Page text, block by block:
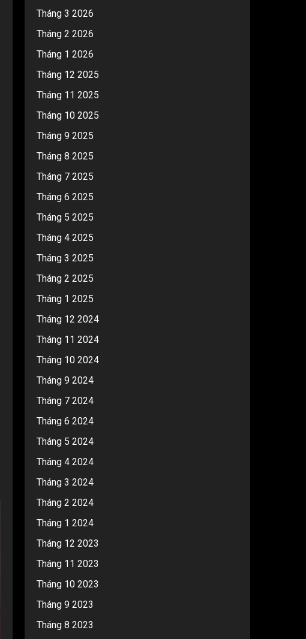
Tháng 3 2026
Tháng 2 2026
Tháng 1 2026
Tháng 12 2025
Tháng 11 2025
Tháng 10 2025
Tháng 9 2025
Tháng 8 2025
Tháng 7 2025
Tháng 6 2025
Tháng 5 2025
Tháng 4 2025
Tháng 3 2025
Tháng 2 2025
Tháng 1 2025
Tháng 12 2024
Tháng 11 2024
Tháng 10 2024
Tháng 9 2024
Tháng 7 2024
Tháng 6 2024
Tháng 5 2024
Tháng 4 2024
Tháng 3 2024
Tháng 2 2024
Tháng 1 2024
Tháng 12 2023
Tháng 11 2023
Tháng 10 2023
Tháng 9 2023
Tháng 8 2023